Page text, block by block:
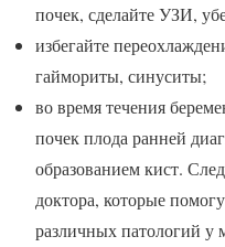
почек, сделайте УЗИ,
избегайте
гаймориты, синуситы;
во время течения
почек плода ранней
образованием кист.
доктора, которые
различных патологий у